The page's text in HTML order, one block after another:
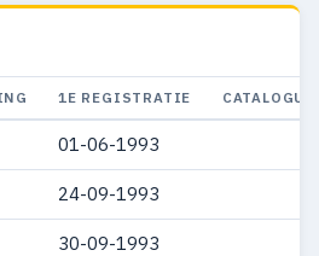
1E REGISTRATIE
01-06-1993
24-09-1993
30-09-1993